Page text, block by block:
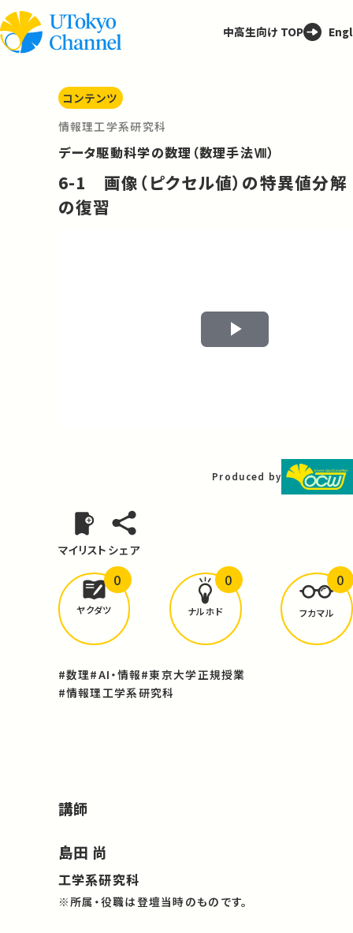
中高生向け TOP
コンテンツ
情報理工学系研究科
データ駆動科学の数理（数理手法Ⅷ）
6-1 画像（ピクセル値）の特異値分解
の復習
Play
Produced by
マイリスト シェア
どんな学びがありましたか？
ヤクダツ
0
ナルホド
0
フカマル
0
#数理#AI・情報#東京大学正規授業
#情報理工学系研究科
講師
島田 尚
工学系研究科
※所属・役職は登壇当時のものです。